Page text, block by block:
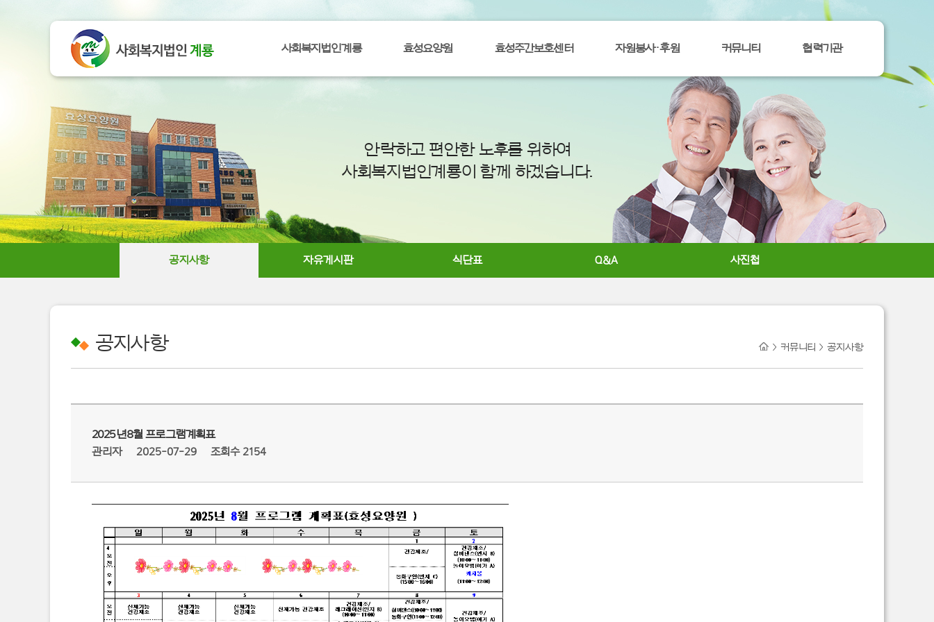
사회복지법인계룡 효성요양원 효성주간보호센터 자원봉사ㆍ후원 커뮤니티 협력기관
안락하고 편안한 노후를 위하여
사회복지법인계룡이 함께 하겠습니다.
공지사항 자유게시판 식단표 Q&A 사진첩
공지사항 > 커뮤니티 > 공지사항
2025년8월 프로그램계획표
관리자 2025-07-29 조회수 2154